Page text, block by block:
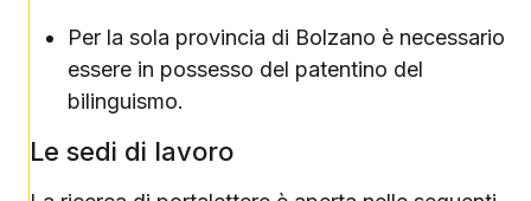
Per la sola provincia di Bolzano è necessario
essere in possesso del patentino del
bilinguismo.
Le sedi di lavoro